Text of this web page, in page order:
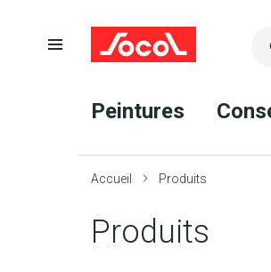
Ouvrir
Peintures
Accueil Produits
Produits